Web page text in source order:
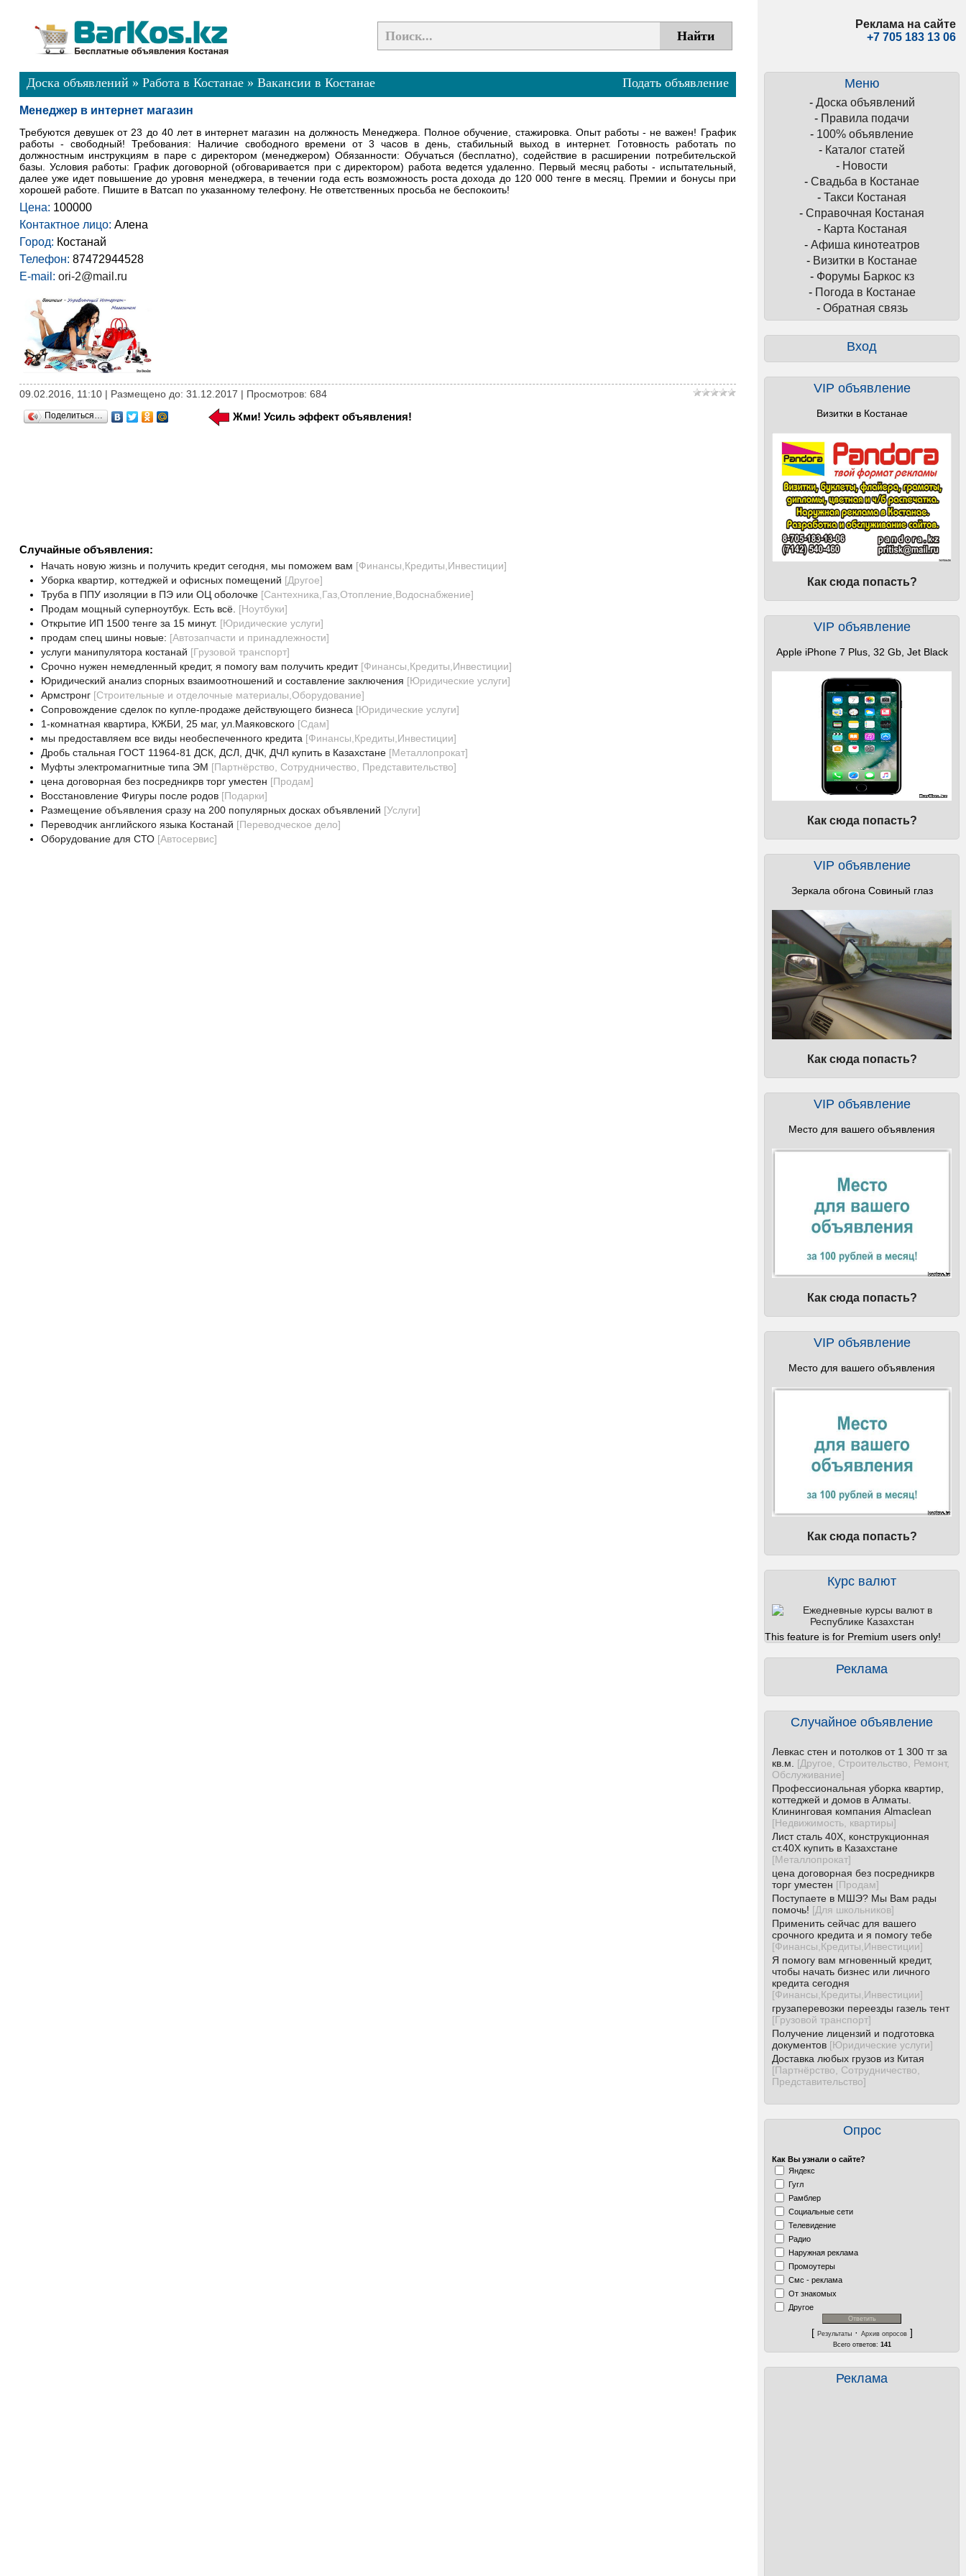
Реклама на сайте
+7 705 183 13 06
Меню
- Доска объявлений
- Правила подачи
- 100% объявление
- Каталог статей
- Новости
- Свадьба в Костанае
- Такси Костаная
- Справочная Костаная
- Карта Костаная
- Афиша кинотеатров
- Визитки в Костанае
- Форумы Баркос кз
- Погода в Костанае
- Обратная связь
Вход
VIP объявление
Визитки в Костанае
Как сюда попасть?
VIP объявление
Apple iPhone 7 Plus, 32 Gb, Jet Black
Как сюда попасть?
VIP объявление
Зеркала обгона Совиный глаз
Как сюда попасть?
VIP объявление
Место для вашего объявления
Как сюда попасть?
VIP объявление
Место для вашего объявления
Как сюда попасть?
Курс валют
This feature is for Premium users only!
Реклама
Случайное объявление
Левкас стен и потолков от 1 300 тг за
кв.м.
[Другое, Строительство, Ремонт,
Обслуживание]
Профессиональная уборка квартир,
коттеджей и домов в Алматы.
Клининговая компания Almaclean
[Недвижимость, квартиры]
Лист сталь 40Х, конструкционная
ст.40Х купить в Казахстане
[Металлопрокат]
цена договорная без посредникрв
торг уместен [Продам]
Поступаете в МШЭ? Мы Вам рады
помочь! [Для школьников]
Применить сейчас для вашего
срочного кредита и я помогу тебе
[Финансы,Кредиты,Инвестиции]
Я помогу вам мгновенный кредит,
чтобы начать бизнес или личного
кредита сегодня
[Финансы,Кредиты,Инвестиции]
грузаперевозки переезды газель тент
[Грузовой транспорт]
Получение лицензий и подготовка
документов [Юридические услуги]
Доставка любых грузов из Китая
[Партнёрство, Сотрудничество,
Представительство]
Опрос
Как Вы узнали о сайте?
Яндекс
Гугл
Рамблер
Социальные сети
Телевидение
Радио
Наружная реклама
Промоутеры
Смс - реклама
От знакомых
Другое
[ Результаты· Архив опросов]
Всего ответов: 141
Реклама
Подать объявление
Доска объявлений » Работа в Костанае» Вакансии в Костанае
Менеджер в интернет магазин
Требуются девушек от 23 до 40 лет в интернет магазин на должность Менеджера. Полное обучение, стажировка. Опыт работы - не важен! График
работы - свободный! Требования: Наличие свободного времени от 3 часов в день, стабильный выход в интернет. Готовность работать по
должностным инструкциям в паре с директором (менеджером) Обязанности: Обучаться (бесплатно), содействие в расширении потребительской
базы. Условия работы: График договорной (обговаривается при с директором) работа ведется удаленно. Первый месяц работы - испытательный,
далее уже идет повышение до уровня менеджера, в течении года есть возможность роста дохода до 120 000 тенге в месяц. Премии и бонусы при
хорошей работе. Пишите в Ватсап по указанному телефону. Не ответственных просьба не беспокоить!
Цена: 100000
Контактное лицо: Алена
Город: Костанай
Телефон: 87472944528
E-mail: ori-2@mail.ru
09.02.2016, 11:10 | Размещено до: 31.12.2017 | Просмотров: 684
Поделиться… Жми! Усиль эффект объявления!
Случайные объявления:
Начать новую жизнь и получить кредит сегодня, мы поможем вам [Финансы,Кредиты,Инвестиции]
Уборка квартир, коттеджей и офисных помещений [Другое]
Труба в ППУ изоляции в ПЭ или ОЦ оболочке [Сантехника,Газ,Отопление,Водоснабжение]
Продам мощный суперноутбук. Есть всё. [Ноутбуки]
Открытие ИП 1500 тенге за 15 минут. [Юридические услуги]
продам спец шины новые: [Автозапчасти и принадлежности]
услуги манипулятора костанай [Грузовой транспорт]
Срочно нужен немедленный кредит, я помогу вам получить кредит [Финансы,Кредиты,Инвестиции]
Юридический анализ спорных взаимоотношений и составление заключения [Юридические услуги]
Армстронг [Строительные и отделочные материалы,Оборудование]
Сопровождение сделок по купле-продаже действующего бизнеса [Юридические услуги]
1-комнатная квартира, КЖБИ, 25 маг, ул.Маяковского [Сдам]
мы предоставляем все виды необеспеченного кредита [Финансы,Кредиты,Инвестиции]
Дробь стальная ГОСТ 11964-81 ДСК, ДСЛ, ДЧК, ДЧЛ купить в Казахстане [Металлопрокат]
Муфты электромагнитные типа ЭМ [Партнёрство, Сотрудничество, Представительство]
цена договорная без посредникрв торг уместен [Продам]
Восстановление Фигуры после родов [Подарки]
Размещение объявления сразу на 200 популярных досках объявлений [Услуги]
Переводчик английского языка Костанай [Переводческое дело]
Оборудование для СТО [Автосервис]